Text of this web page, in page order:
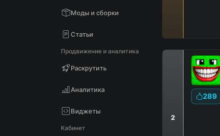
Моды и сборки
Статьи
Продвижение и аналитика
Раскрутить
Аналитика
Виджеты
Кабинет
2
289